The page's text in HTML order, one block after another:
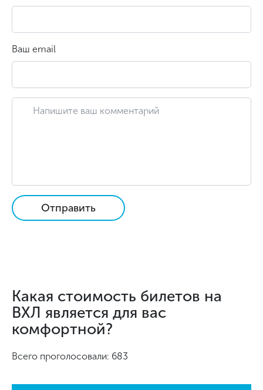
Ваш email
Отправить
Какая стоимость билетов на
ВХЛ является для вас
комфортной?
Всего проголосовали: 683